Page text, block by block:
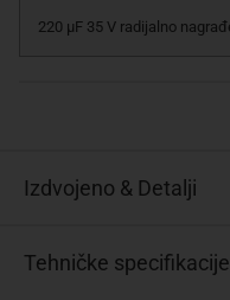
Izdvojeno & Detalji
Niska
Tehničke specifikacije